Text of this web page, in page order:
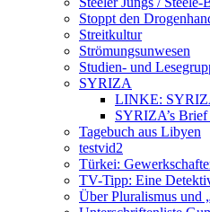
Stoppt den
Streitkultur
Strömungsunwesen
Studien- und
SYRIZA
LINKE:
SYRIZA’s
Tagebuch aus Libyen
testvid2
Türkei:
TV-Tipp: Eine
Über Pluralismus und